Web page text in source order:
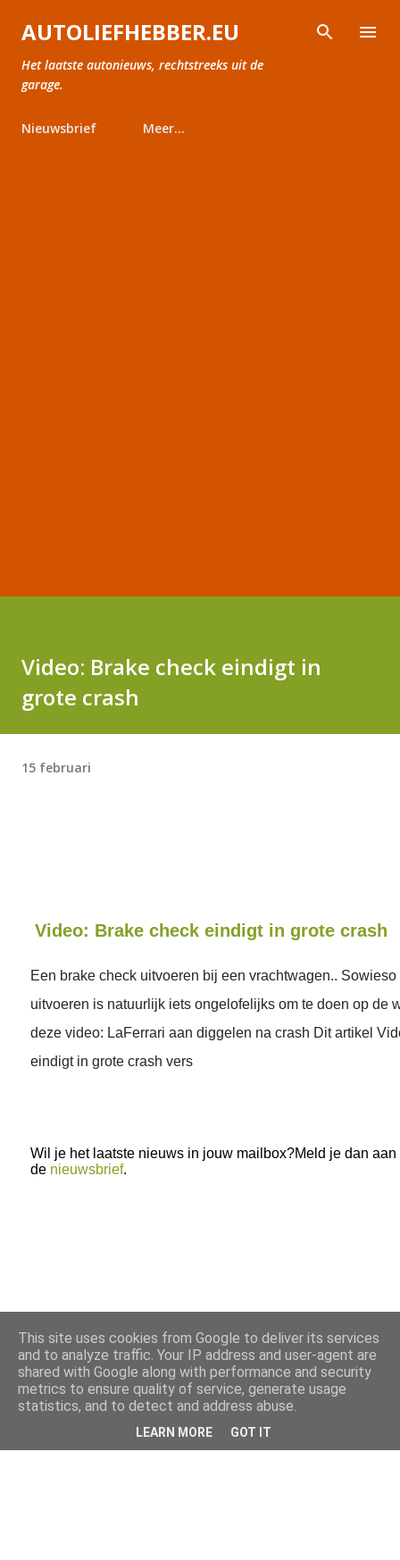
Doorgaan naar hoofdcontent
AUTOLIEFHEBBER.EU
Het laatste autonieuws, rechtstreeks uit de
garage.
Nieuwsbrief Meer…
Video: Brake check eindigt in
grote crash
15 februari
Video: Brake check eindigt in grote crash
Een brake check uitvoeren bij een vrachtwagen..
uitvoeren is natuurlijk iets ongelofelijks om te doen op de
deze video: LaFerrari aan diggelen na crash Dit artikel
eindigt in grote crash vers
Wil je het laatste nieuws in jouw mailbox?Meld je dan aan
de nieuwsbrief.
This site uses cookies from Google to deliver its services
and to analyze traffic. Your IP address and user-agent are
shared with Google along with performance and security
metrics to ensure quality of service, generate usage
statistics, and to detect and address abuse.
LEARN MORE GOT IT